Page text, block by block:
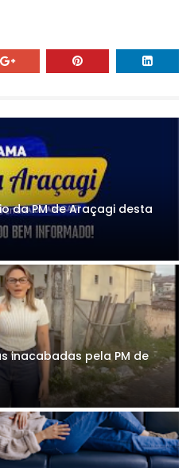
da PM de Araçagi desta
inacabadas pela PM de